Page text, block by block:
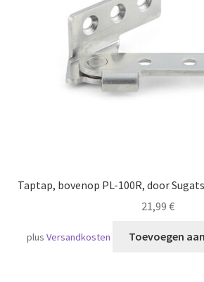
Scheepvaart
Taptap, bovenop PL-100R, door
21,99 €
plusVersandkosten Toevoegen